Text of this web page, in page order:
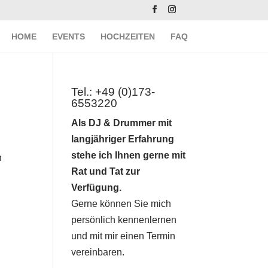
HOME EVENTS HOCHZEITEN FAQ
Tel.: +49 (0)173-
6553220
Als DJ & Drummer mit
langjähriger Erfahrung
stehe ich Ihnen gerne mit
Rat und Tat zur
Verfügung.
Gerne können Sie mich
persönlich kennenlernen
und mit mir einen Termin
vereinbaren.